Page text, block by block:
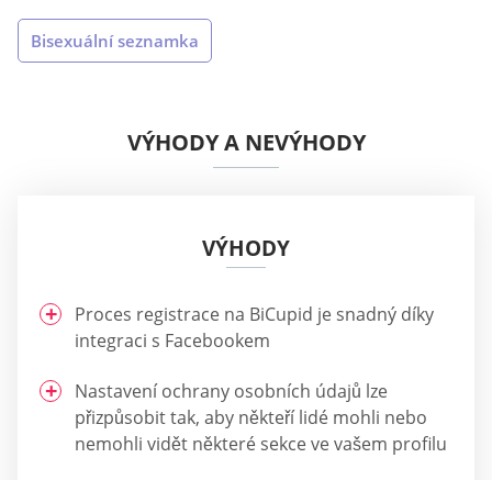
Bisexuální seznamka
VÝHODY A NEVÝHODY
VÝHODY
Proces registrace na BiCupid je snadný díky
integraci s Facebookem
Nastavení ochrany osobních údajů lze
přizpůsobit tak, aby někteří lidé mohli nebo
nemohli vidět některé sekce ve vašem profilu